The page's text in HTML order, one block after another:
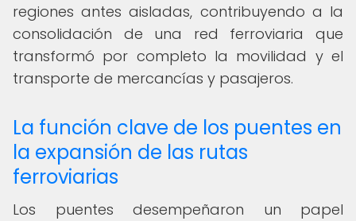
regiones antes aisladas, contribuyendo a la
consolidación de una red ferroviaria que
transformó por completo la movilidad y el
transporte de mercancías y pasajeros.
La función clave de los puentes en
la expansión de las rutas
ferroviarias
Los puentes desempeñaron un papel